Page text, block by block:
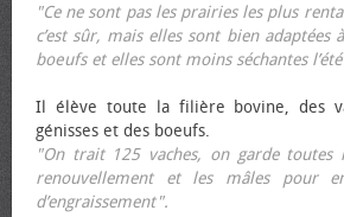
"Ce ne sont pas les prairies les plus
c’est sûr, mais elles sont bien adaptées
bœufs et elles sont moins séchantes
Il élève toute la filière bovine, des
génisses et des bœufs.
"On trait 125 vaches, on garde toutes
renouvellement et les mâles pour
d’engraissement".